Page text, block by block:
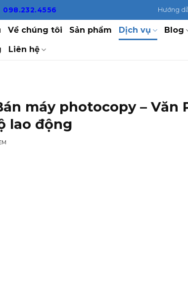
098.232.4556 Hướng
Về chúng tôi Sản phẩm Dịch vụ Blog
Liên hệ
máy photocopy – Văn
lao động